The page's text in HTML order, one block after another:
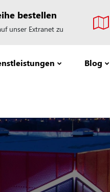
bestellen
unser Extranet zu
Blog